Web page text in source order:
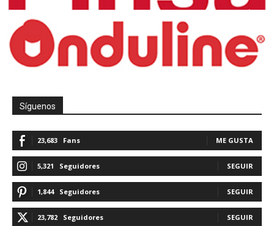
Síguenos
23,683 Fans ME GUSTA
5,321 Seguidores SEGUIR
1,844 Seguidores SEGUIR
23,782 Seguidores SEGUIR